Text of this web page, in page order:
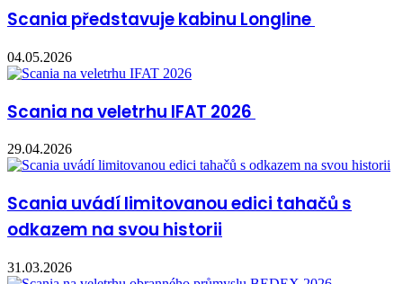
Scania představuje kabinu Longline
04.05.2026
Scania na veletrhu IFAT 2026
29.04.2026
Scania uvádí limitovanou edici tahačů s
odkazem na svou historii
31.03.2026